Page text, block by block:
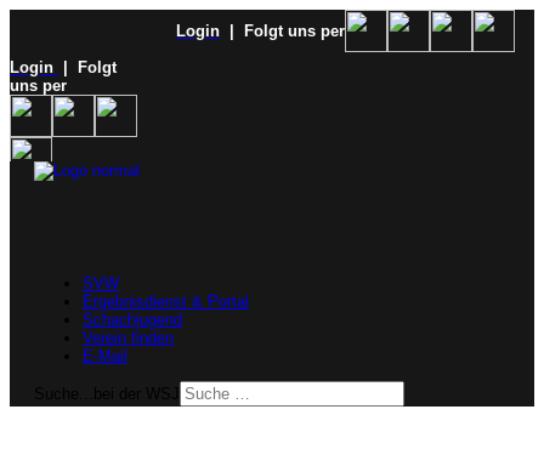
Login
| Folgt uns per
Login
| Folgt
uns per
SVW
Ergebnisdienst & Portal
Schachjugend
Verein finden
E-Mail